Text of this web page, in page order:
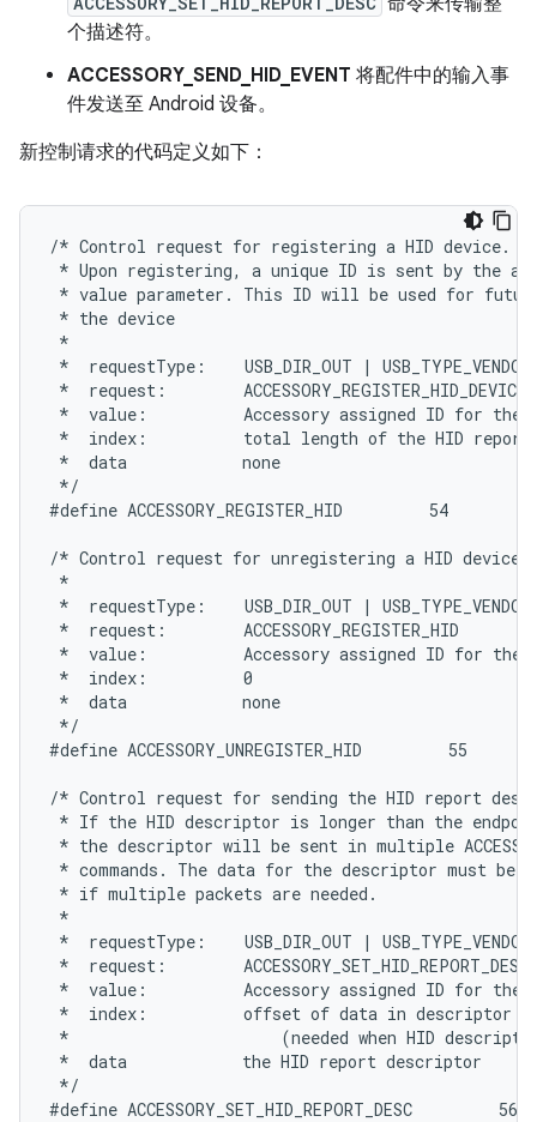
个描述符。
ACCESSORY_SEND_HID_EVENT 将配件中的输入事
件发送至 Android 设备。
新控制请求的代码定义如下：
/* Control request for registering a HID device.
* Upon registering, a unique ID is sent by the
* value parameter. This ID will be used for future
* the device
*
*  requestType:    USB_DIR_OUT | USB_TYPE_VENDOR
*  request:        ACCESSORY_REGISTER_HID_DEVICE
*  value:          Accessory assigned ID for the
*  index:          total length of the HID report
*  data            none
*/
#define ACCESSORY_REGISTER_HID         54
/* Control request for unregistering a HID device.
*
*  requestType:    USB_DIR_OUT | USB_TYPE_VENDOR
*  request:        ACCESSORY_REGISTER_HID
*  value:          Accessory assigned ID for the
*  index:          0
*  data            none
*/
#define ACCESSORY_UNREGISTER_HID         55
/* Control request for sending the HID report
* If the HID descriptor is longer than the
* the descriptor will be sent in multiple
* commands. The data for the descriptor must be
* if multiple packets are needed.
*
*  requestType:    USB_DIR_OUT | USB_TYPE_VENDOR
*  request:        ACCESSORY_SET_HID_REPORT_DESC
*  value:          Accessory assigned ID for the
*  index:          offset of data in descriptor
*                      (needed when HID
*  data            the HID report descriptor
*/
#define ACCESSORY_SET_HID_REPORT_DESC         56